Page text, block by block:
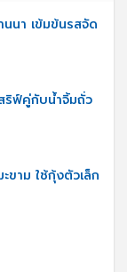
นา เข้มข้นรสจัด
ริฟ์คู่กับนํ้าจิ้มถั่ว
ขาม ใช้กุ้งตัวเล็ก